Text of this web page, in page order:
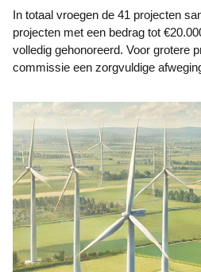
In totaal vroegen de 41 projecten samen €635.067 aan. Kleinere
projecten met een bedrag tot
volledig gehonoreerd. Voor grotere
commissie een zorgvuldige